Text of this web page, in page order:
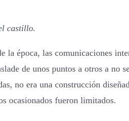
castillo.
la época, las comunicaciones
de unos puntos a otros a no
no era una construcción
ocasionados fueron limitados.